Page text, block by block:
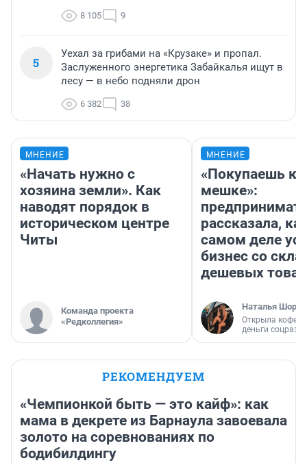
8 105 9
5
Уехал за грибами на «Крузаке» и пропал.
Заслуженного энергетика Забайкалья ищут в
лесу — в небо подняли дрон
6 382 38
МНЕНИЕ
«Начать нужно с
хозяина земли». Как
наводят порядок в
историческом центре
Читы
Команда проекта
«Редколлегия»
МНЕНИЕ
«Покупаешь
мешке»:
рассказала,
самом деле
бизнес со
дешевых
Наталья
Открыла
деньги
РЕКОМЕНДУЕМ
«Чемпионкой быть — это кайф»: как
мама в декрете из Барнаула завоевала
золото на соревнованиях по
бодибилдингу